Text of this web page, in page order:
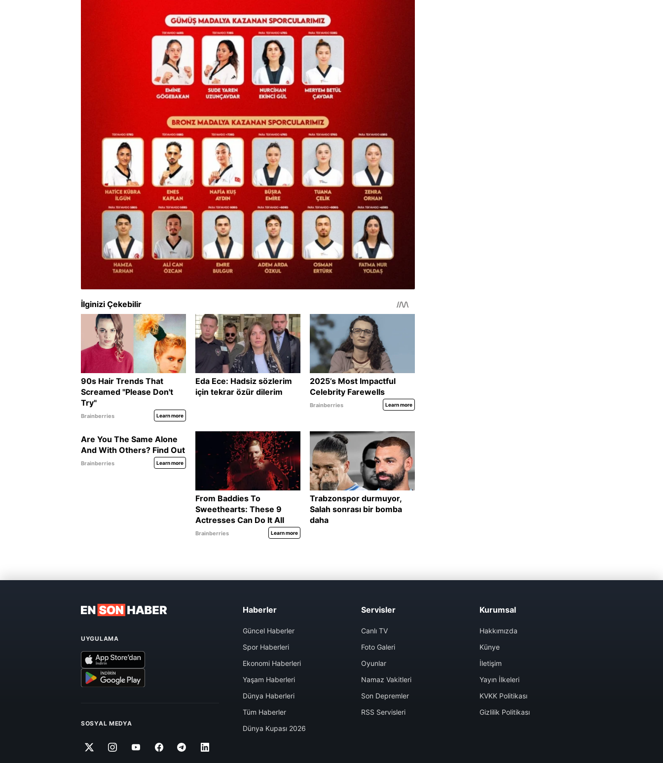
UYGULAMA
SOSYAL MEDYA
Haberler
Güncel Haberler
Spor Haberleri
Ekonomi Haberleri
Yaşam Haberleri
Dünya Haberleri
Tüm Haberler
Dünya Kupası 2026
Servisler
Canlı TV
Foto Galeri
Oyunlar
Namaz Vakitleri
Son Depremler
RSS Servisleri
Kurumsal
Hakkımızda
Künye
İletişim
Yayın İlkeleri
KVKK Politikası
Gizlilik Politikası